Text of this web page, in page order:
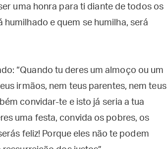
uma honra para ti diante de todos os
humilhado e quem se humilha, será
“Quando tu deres um almoço ou um
irmãos, nem teus parentes, nem teus
convidar-te e isto já seria a tua
uma festa, convida os pobres, os
feliz! Porque eles não te podem